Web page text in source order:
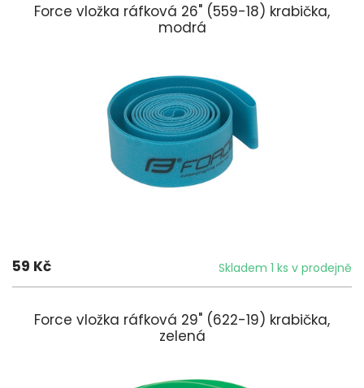
Force vložka ráfková 26" (559-18) krabička,
modrá
59 Kč Skladem 1 ks v prodejně
Force vložka ráfková 29" (622-19) krabička,
zelená